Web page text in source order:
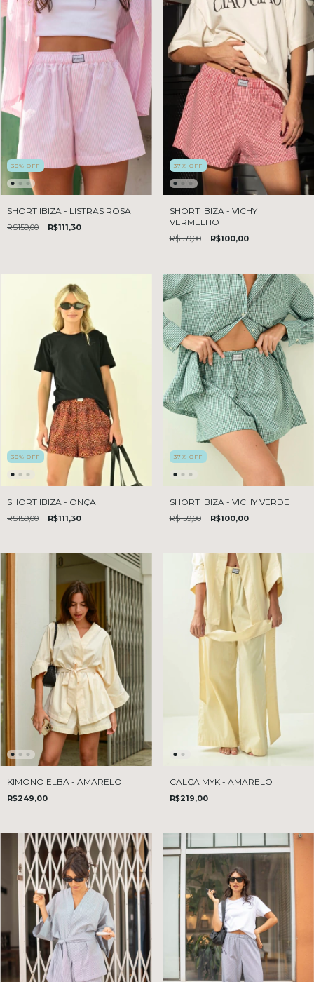
30% OFF
SHORT IBIZA - LISTRAS ROSA
R$159,00 R$111,30
37 % OFF
SHORT IBIZA - VICHY
VERMELHO
R$159,00 R$100,00
30% OFF
SHORT IBIZA - ONÇA
R$159,00 R$111,30
37 % OFF
SHORT IBIZA - VICHY VERDE
R$159,00 R$100,00
KIMONO ELBA - AMARELO
R$249,00
CALÇA MYK - AMARELO
R$219,00